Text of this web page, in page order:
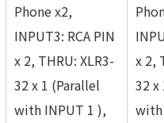
Phone x2,
INPUT3: RCA PIN
x 2, THRU: XLR3-
32 x 1 (Parallel
with INPUT 1 ),
x 2,
32 x
with